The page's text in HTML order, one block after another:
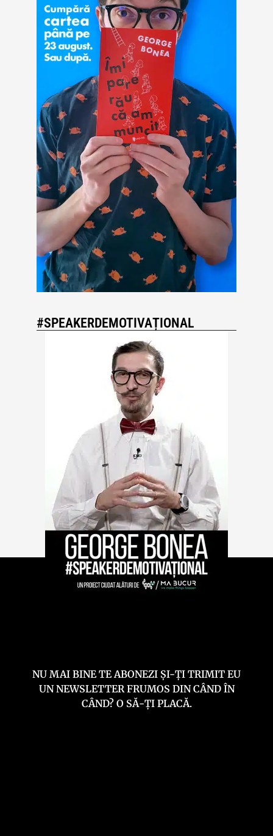
#SPEAKERDEMOTIVAȚIONAL
NU MAI BINE TE ABONEZI ȘI-ȚI TRIMIT EU
UN NEWSLETTER FRUMOS DIN CÂND ÎN
CÂND? O SĂ-ȚI PLACĂ.